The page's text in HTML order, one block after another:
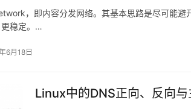
，即内容分发网络。其基本思路是尽可能避
更稳定。…
6月18日
Linux中的DNS正向、反向